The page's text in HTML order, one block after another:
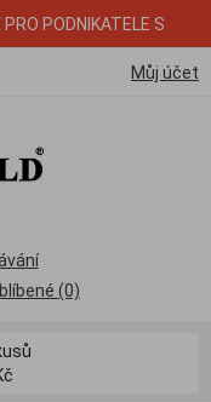
PODNIKATELE S
Můj účet
(0)